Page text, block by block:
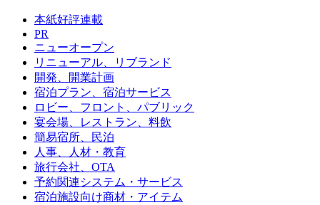
本紙好評連載
PR
ニューオープン
リニューアル、リブランド
開発、開業計画
宿泊プラン、宿泊サービス
ロビー、フロント、パブリック
宴会場、レストラン、料飲
簡易宿所、民泊
人事、人材・教育
旅行会社、OTA
予約関連システム・サービス
宿泊施設向け商材・アイテム